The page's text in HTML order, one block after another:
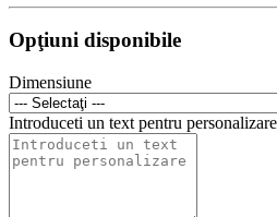
Opţiuni disponibile
Dimensiune
Introduceti un text pentru